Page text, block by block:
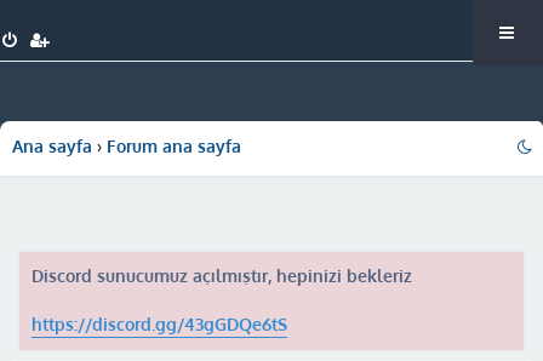
Ana sayfa Forum ana sayfa
Discord sunucumuz açılmıştır, hepinizi bekleriz
https://discord.gg/43gGDQe6tS